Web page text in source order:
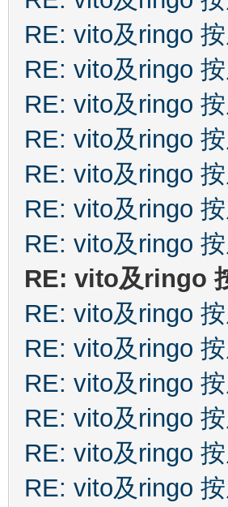
RE: vito及ringo
RE: vito及ringo
RE: vito及ringo
RE: vito及ringo
RE: vito及ringo
RE: vito及ringo
RE: vito及ringo
RE: vito及ringo
RE: vito及ringo
RE: vito及ringo
RE: vito及ringo
RE: vito及ringo
RE: vito及ringo
RE: vito及ringo